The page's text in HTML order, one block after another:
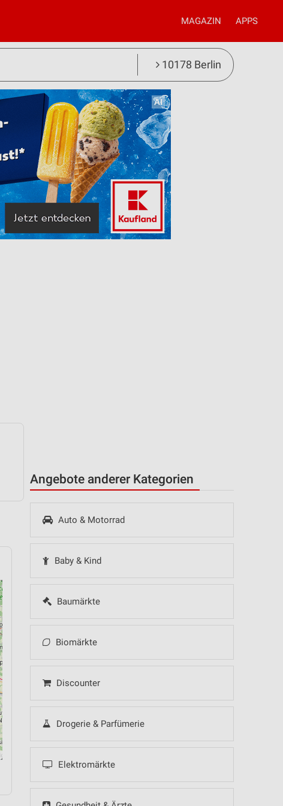
MAGAZIN APPS
10178 Berlin
Angebote anderer Kategorien
Auto & Motorrad
Baby & Kind
Baumärkte
Biomärkte
Discounter
Drogerie & Parfümerie
Elektromärkte